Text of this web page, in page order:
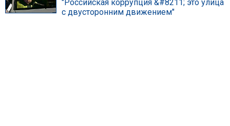
"Российская коррупция &#8211; это улица
с двусторонним движением"